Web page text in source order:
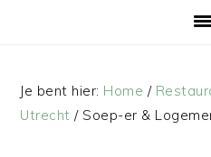
Je bent hier: Home /
Utrecht /Soep-er &